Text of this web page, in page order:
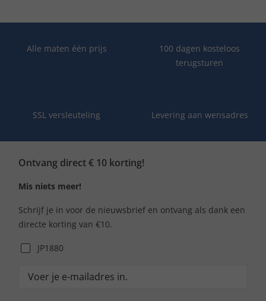
Alle maten één prijs
100 dagen kosteloos
terugsturen
SSL versleuteling Levering aan wensadres
Ontvang direct € 10 korting!
Mis niets meer!
Schrijf je in voor de nieuwsbrief en ontvang als dank een
directe korting van €10.
JP1880